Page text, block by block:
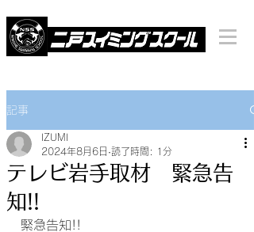
記事
テレビ岩手取材 緊急告
知!!
IZUMI
2024年8月6日 読了時間: 1分
緊急告知!!